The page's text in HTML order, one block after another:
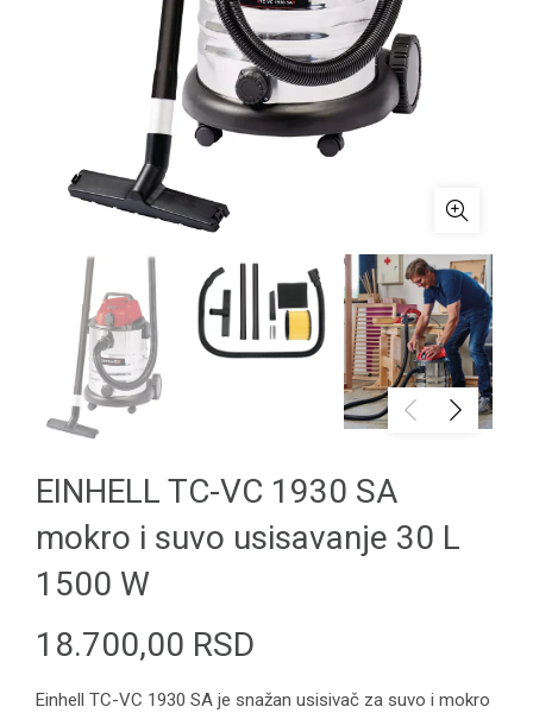
EINHELL TC-VC 1930 SA
mokro i suvo usisavanje 30 L
1500 W
18.700,00 RSD
Einhell TC-VC 1930 SA je snažan usisivač za suvo i mokro